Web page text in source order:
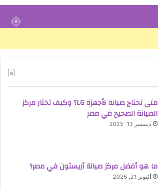
متى تحتاج صيانة لأجهزة LG؟ وكيف تختار مركز
الصيانة الصحيح في مصر
ديسمبر 13, 2025
ما هو أفضل مركز صيانة أريستون في مصر؟
أكتوبر 21, 2025